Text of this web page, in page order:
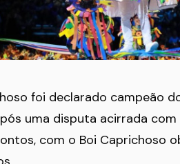
foi declarado campeão
uma disputa acirrada
com o Boi Caprichoso